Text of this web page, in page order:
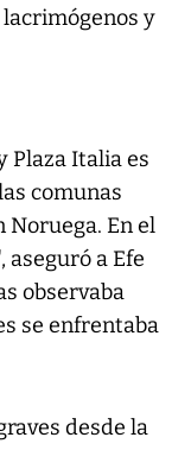
lacrimógenos y
Plaza Italia es
comunas
Noruega. En el
aseguró a Efe
observaba
se enfrentaba
desde la